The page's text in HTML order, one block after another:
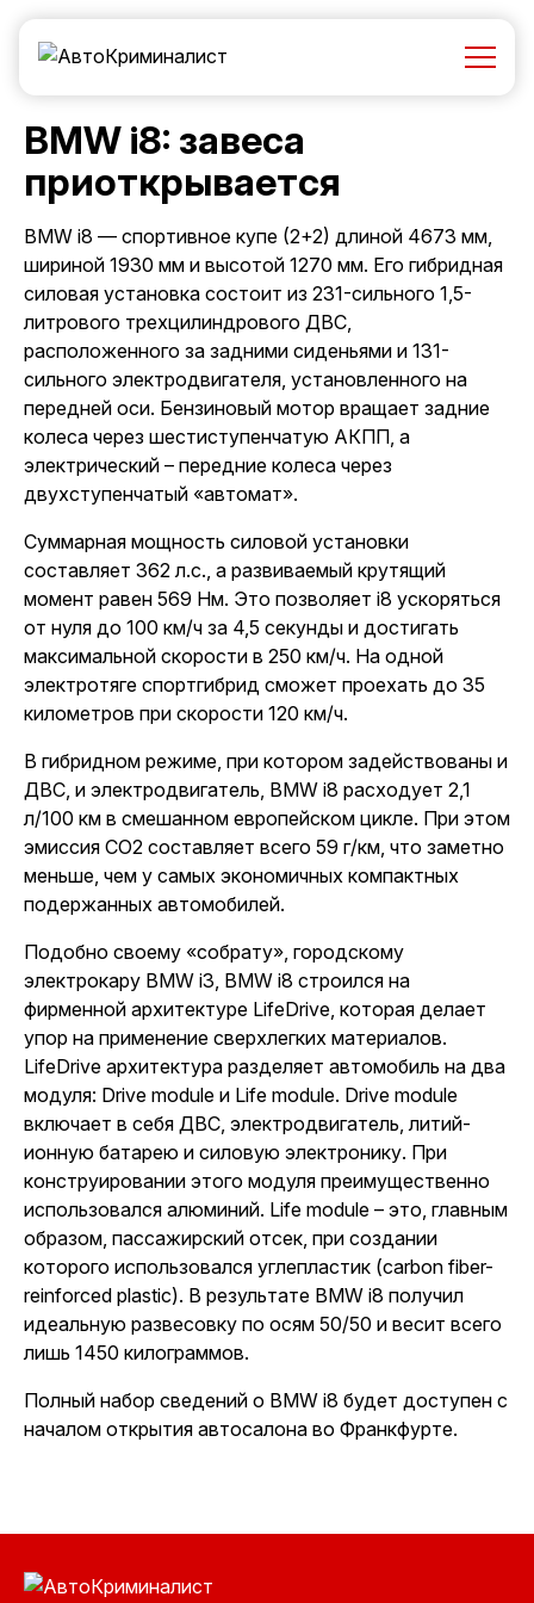
BMW i8: завеса
приоткрывается
BMW i8 — спортивное купе (2+2) длиной 4673 мм,
шириной 1930 мм и высотой 1270 мм. Его гибридная
силовая установка состоит из 231-сильного 1,5-
литрового трехцилиндрового ДВС,
расположенного за задними сиденьями и 131-
сильного электродвигателя, установленного на
передней оси. Бензиновый мотор вращает задние
колеса через шестиступенчатую АКПП, а
электрический – передние колеса через
двухступенчатый «автомат».
Суммарная мощность силовой установки
составляет 362 л.с., а развиваемый крутящий
момент равен 569 Нм. Это позволяет i8 ускоряться
от нуля до 100 км/ч за 4,5 секунды и достигать
максимальной скорости в 250 км/ч. На одной
электротяге спортгибрид сможет проехать до 35
километров при скорости 120 км/ч.
В гибридном режиме, при котором задействованы и
ДВС, и электродвигатель, BMW i8 расходует 2,1
л/100 км в смешанном европейском цикле. При этом
эмиссия СО2 составляет всего 59 г/км, что заметно
меньше, чем у самых экономичных компактных
подержанных автомобилей.
Подобно своему «собрату», городскому
электрокару BMW i3, BMW i8 строился на
фирменной архитектуре LifeDrive, которая делает
упор на применение сверхлегких материалов.
LifeDrive архитектура разделяет автомобиль на два
модуля: Drive module и Life module. Drive module
включает в себя ДВС, электродвигатель, литий-
ионную батарею и силовую электронику. При
конструировании этого модуля преимущественно
использовался алюминий. Life module – это, главным
образом, пассажирский отсек, при создании
которого использовался углепластик (carbon fiber-
reinforced plastic). В результате BMW i8 получил
идеальную развесовку по осям 50/50 и весит всего
лишь 1450 килограммов.
Полный набор сведений о BMW i8 будет доступен с
началом открытия автосалона во Франкфурте.